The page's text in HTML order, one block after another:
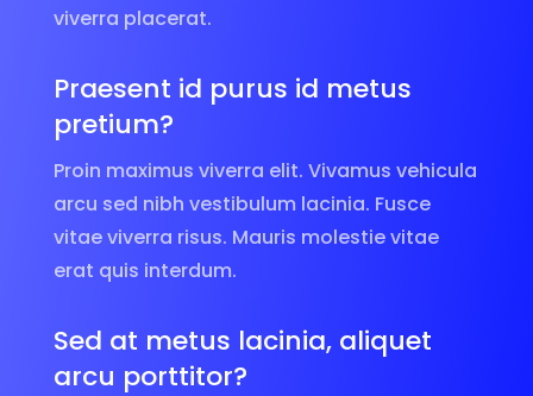
viverra placerat.
Praesent id purus id metus
pretium?
Proin maximus viverra elit. Vivamus vehicula
arcu sed nibh vestibulum lacinia. Fusce
vitae viverra risus. Mauris molestie vitae
erat quis interdum.
Sed at metus lacinia, aliquet
arcu porttitor?